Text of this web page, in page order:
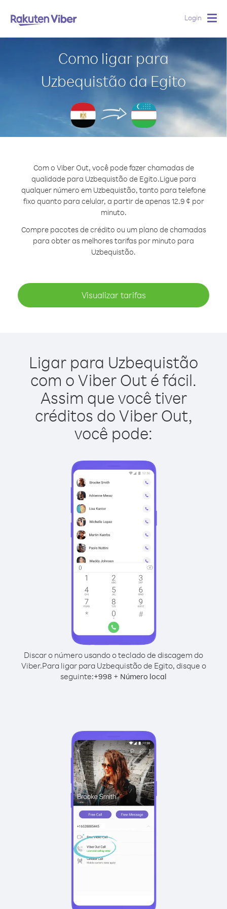
Login
Como ligar para
Uzbequistão da Egito
Com o Viber Out, você pode fazer chamadas de
qualidade para Uzbequistão de Egito.Ligue para
qualquer número em Uzbequistão, tanto para telefone
fixo quanto para celular, a partir de apenas 12.9 ¢ por
minuto.
Compre pacotes de crédito ou um plano de chamadas
para obter as melhores tarifas por minuto para
Uzbequistão.
Visualizar tarifas
Ligar para Uzbequistão
com o Viber Out é fácil.
Assim que você tiver
créditos do Viber Out,
você pode:
Discar o número usando o teclado de discagem do
Viber.Para ligar para Uzbequistão de Egito, disque o
seguinte:+998 + Número local